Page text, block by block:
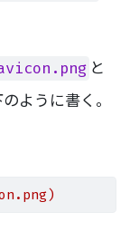
と
ように書く。